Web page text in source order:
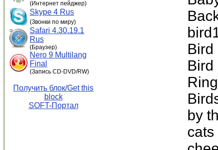
(Интернет пейджер)
Skype 4 Rus
(Звонки по миру)
Safari 4.30.19.1
Rus
(Браузер)
Nero 9 Multilang
Final
(Запись CD-DVD/RW)
Получить блок/Get this
block
SOFT-Портал
Bird
Bird
by